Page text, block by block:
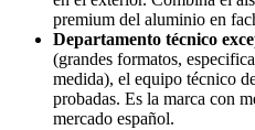
premium del aluminio en
Departamento técnico
(grandes formatos,
medida), el equipo técnico
probadas. Es la marca con
mercado español.